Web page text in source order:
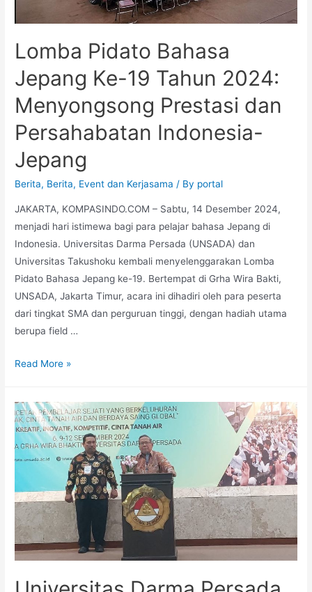
Lomba Pidato Bahasa
Jepang Ke-19 Tahun 2024:
Menyongsong Prestasi dan
Persahabatan Indonesia-
Jepang
Berita, Berita, Event dan Kerjasama / By portal
JAKARTA, KOMPASINDO.COM – Sabtu, 14 Desember 2024,
menjadi hari istimewa bagi para pelajar bahasa Jepang di
Indonesia. Universitas Darma Persada (UNSADA) dan
Universitas Takushoku kembali menyelenggarakan Lomba
Pidato Bahasa Jepang ke-19. Bertempat di Grha Wira Bakti,
UNSADA, Jakarta Timur, acara ini dihadiri oleh para peserta
dari tingkat SMA dan perguruan tinggi, dengan hadiah utama
berupa field …
Read More »